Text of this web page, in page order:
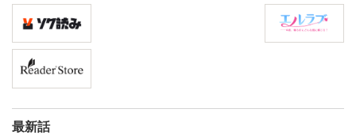
最新話